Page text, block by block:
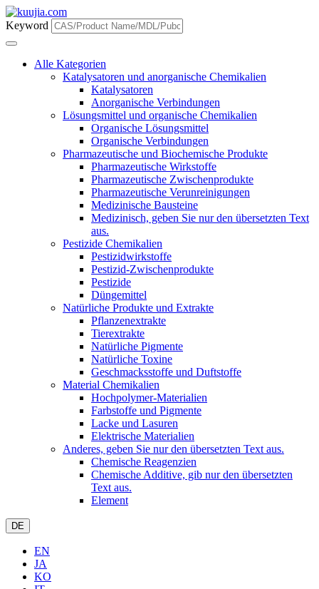
Keyword
Alle Kategorien
Katalysatoren und anorganische Chemikalien
Katalysatoren
Anorganische Verbindungen
Lösungsmittel und organische Chemikalien
Organische Lösungsmittel
Organische Verbindungen
Pharmazeutische und Biochemische Produkte
Pharmazeutische Wirkstoffe
Pharmazeutische Zwischenprodukte
Pharmazeutische Verunreinigungen
Medizinische Bausteine
Medizinisch, geben Sie nur den übersetzten Text
aus.
Pestizide Chemikalien
Pestizidwirkstoffe
Pestizid-Zwischenprodukte
Pestizide
Düngemittel
Natürliche Produkte und Extrakte
Pflanzenextrakte
Tierextrakte
Natürliche Pigmente
Natürliche Toxine
Geschmacksstoffe und Duftstoffe
Material Chemikalien
Hochpolymer-Materialien
Farbstoffe und Pigmente
Lacke und Lasuren
Elektrische Materialien
Anderes, geben Sie nur den übersetzten Text aus.
Chemische Reagenzien
Chemische Additive, gib nur den übersetzten
Text aus.
Element
DE
EN
JA
KO